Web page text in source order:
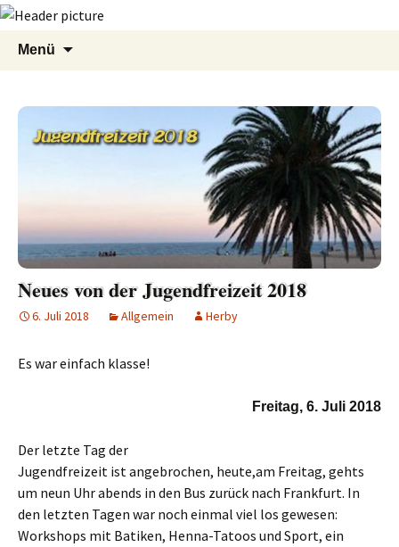
Menü
Neues von der Jugendfreizeit 2018
6. Juli 2018 Allgemein Herby
Es war einfach klasse!
Freitag, 6. Juli 2018
Der letzte Tag der
Jugendfreizeit ist angebrochen, heute,am Freitag, gehts
um neun Uhr abends in den Bus zurück nach Frankfurt. In
den letzten Tagen war noch einmal viel los gewesen:
Workshops mit Batiken, Henna-Tatoos und Sport, ein